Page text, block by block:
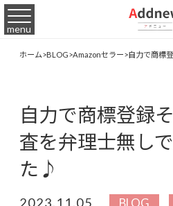
menu
ホーム>BLOG>Amazonセラー>自力で商標
自力で商標登録
査を弁理士無し
た♪